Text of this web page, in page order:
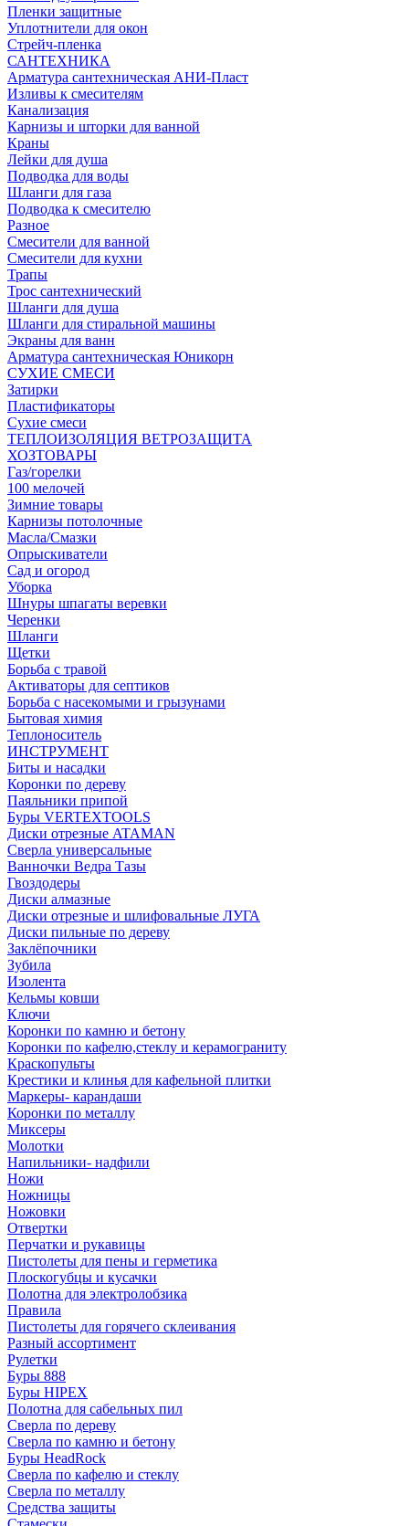
Пленки защитные
Уплотнители для окон
Стрейч-пленка
САНТЕХНИКА
Арматура сантехническая АНИ-Пласт
Изливы к смесителям
Канализация
Карнизы и шторки для ванной
Краны
Лейки для душа
Подводка для воды
Шланги для газа
Подводка к смесителю
Разное
Смесители для ванной
Смесители для кухни
Трапы
Трос сантехнический
Шланги для душа
Шланги для стиральной машины
Экраны для ванн
Арматура сантехническая Юникорн
СУХИЕ СМЕСИ
Затирки
Пластификаторы
Сухие смеси
ТЕПЛОИЗОЛЯЦИЯ ВЕТРОЗАЩИТА
ХОЗТОВАРЫ
Газ/горелки
100 мелочей
Зимние товары
Карнизы потолочные
Масла/Смазки
Опрыскиватели
Сад и огород
Уборка
Шнуры шпагаты веревки
Черенки
Шланги
Щетки
Борьба с травой
Активаторы для септиков
Борьба с насекомыми и грызунами
Бытовая химия
Теплоноситель
ИНСТРУМЕНТ
Биты и насадки
Коронки по дереву
Паяльники припой
Буры VERTEXTOOLS
Диски отрезные ATAMAN
Сверла универсальные
Ванночки Ведра Тазы
Гвоздодеры
Диски алмазные
Диски отрезные и шлифовальные ЛУГА
Диски пильные по дереву
Заклёпочники
Зубила
Изолента
Кельмы ковши
Ключи
Коронки по камню и бетону
Коронки по кафелю,стеклу и керамограниту
Краскопульты
Крестики и клинья для кафельной плитки
Маркеры- карандаши
Коронки по металлу
Миксеры
Молотки
Напильники- надфили
Ножи
Ножницы
Ножовки
Отвертки
Перчатки и рукавицы
Пистолеты для пены и герметика
Плоскогубцы и кусачки
Полотна для электролобзика
Правила
Пистолеты для горячего склеивания
Разный ассортимент
Рулетки
Буры 888
Буры HIPEX
Полотна для сабельных пил
Сверла по дереву
Сверла по камню и бетону
Буры HeadRock
Сверла по кафелю и стеклу
Сверла по металлу
Средства защиты